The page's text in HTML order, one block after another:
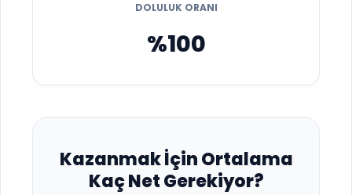
DOLULUK ORANI
%100
Kazanmak İçin Ortalama
Kaç Net Gerekiyor?